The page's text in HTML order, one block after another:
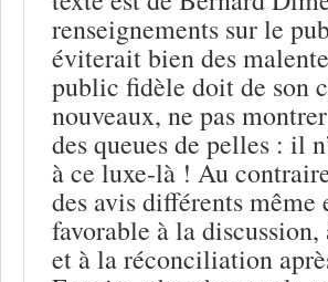
renseignements sur le
éviterait bien des
public fidèle doit de son
nouveaux, ne pas
des queues de pelles : il
à ce luxe-là ! Au
des avis différents
favorable à la
et à la réconciliation